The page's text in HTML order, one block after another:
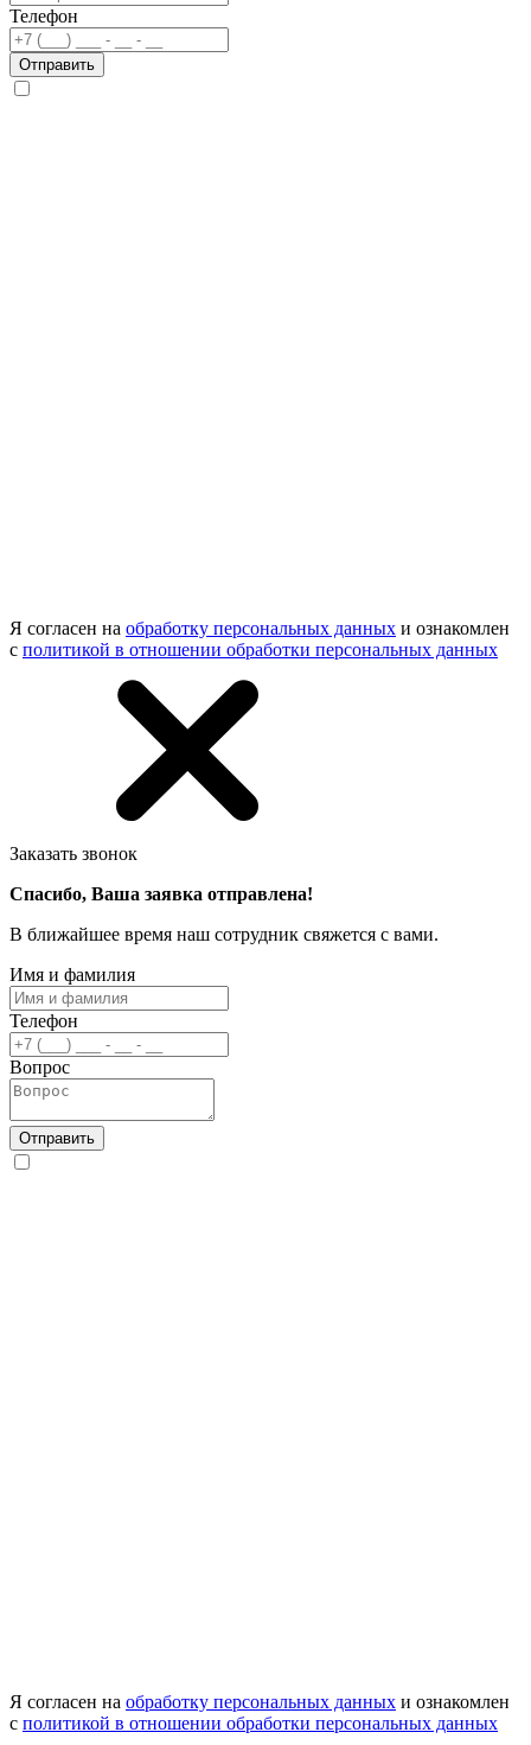
Телефон
Отправить
Я согласен на обработку персональных данных и ознакомлен
с политикой в отношении обработки персональных данных
Заказать звонок
Спасибо, Ваша заявка отправлена!
В ближайшее время наш сотрудник свяжется с вами.
Имя и фамилия
Телефон
Вопрос
Отправить
Я согласен на обработку персональных данных и ознакомлен
с политикой в отношении обработки персональных данных